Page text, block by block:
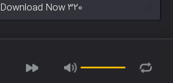
Download Now 320